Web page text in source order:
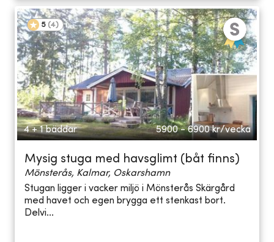
5 (4)
4 + 1 bäddar 5900 - 6900 kr/vecka
Mysig stuga med havsglimt (båt finns)
Mönsterås, Kalmar, Oskarshamn
Stugan ligger i vacker miljö i Mönsterås Skärgård
med havet och egen brygga ett stenkast bort.
Delvi...